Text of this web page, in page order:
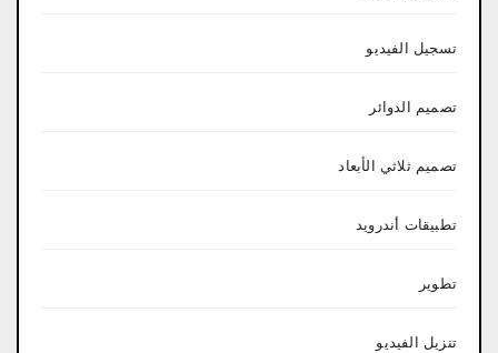
تسجيل الفيديو
تصميم الدوائر
تصميم ثلاثي الأبعاد
تطبيقات أندرويد
تطوير
تنزيل الفيديو